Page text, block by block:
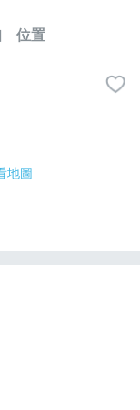
位置
地圖